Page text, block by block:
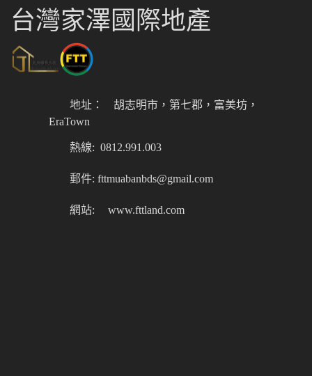
台灣家澤國際地產
地址：
胡志明市，第七郡，富美坊，
EraTown
熱線: 0812.991.003
郵件: fttmuabanbds@gmail.com
網站: www.fttland.com